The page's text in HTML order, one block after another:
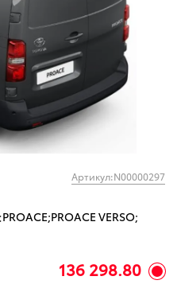
Артикул:N00000297
PROACE;PROACE VERSO;
136 298.80